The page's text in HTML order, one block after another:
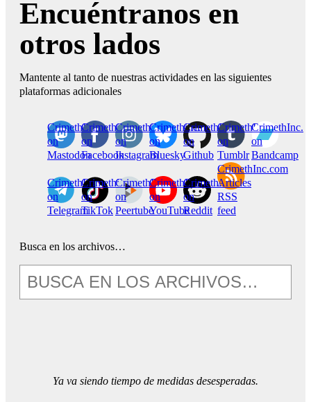
Encuéntranos en
otros lados
Mantente al tanto de nuestras actividades en las siguientes
plataformas adicionales
CrimethInc.
on
Mastodon
Crimethinc.
on
Facebook
Crimethinc.
on
Instagram
Crimethinc.
on
Bluesky
CrimethInc.
on
Github
CrimethInc.
on
Tumblr
CrimethInc.
on
Bandcamp
CrimethInc.
on
Telegram
Crimethinc.
on
TikTok
CrimethInc.
on
Peertube
CrimethInc.
on
YouTube
CrimethInc.
on
Reddit
CrimethInc.com
Articles
RSS
feed
Busca en los archivos…
Ya va siendo tiempo de medidas desesperadas.